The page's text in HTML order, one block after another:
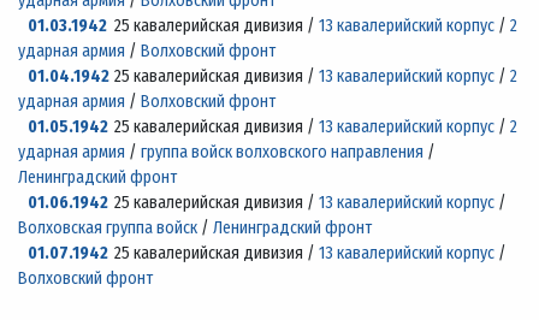
01.03.194225 кавалерийская дивизия /13 кавалерийский корпус /2
ударная армия / Волховский фронт
01.04.194225 кавалерийская дивизия /13 кавалерийский корпус /2
ударная армия / Волховский фронт
01.05.194225 кавалерийская дивизия /13 кавалерийский корпус /2
ударная армия / группа войск волховского направления /
Ленинградский фронт
01.06.194225 кавалерийская дивизия /13 кавалерийский корпус /
Волховская группа войск / Ленинградский фронт
01.07.194225 кавалерийская дивизия /13 кавалерийский корпус /
Волховский фронт